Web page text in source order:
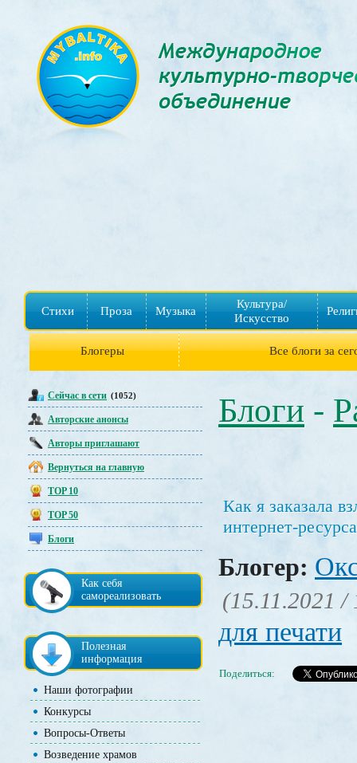
Стихи Проза Музыка
Культура/
Искусство
Блогеры Все блоги за
Сейчас в сети (1052)
Авторские анонсы
Авторы приглашают
Вернуться на главную
TOP 10
TOP 50
Блоги
Как себя
самореализовать
Полезная
информация
Наши фотографии
Конкурсы
Вопросы-Ответы
Возведение храмов
Блоги -
Как я заказала
интернет-
Блогер:
(15.11.2021 /
для печати
Поделиться: